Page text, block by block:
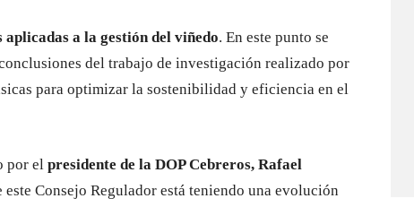
aplicadas a la gestión del viñedo. En este punto se
del trabajo de investigación realizado por
para optimizar la sostenibilidad y eficiencia en el
por el presidente de la DOP Cebreros, Rafael
Consejo Regulador está teniendo una evolución